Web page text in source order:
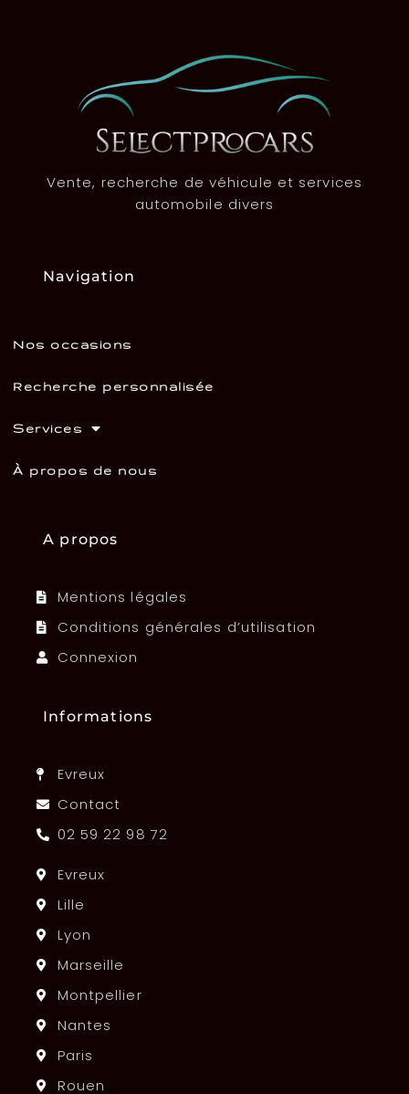
Vente, recherche de véhicule et services
automobile divers
Navigation
Nos occasions
Recherche personnalisée
Services
À propos de nous
A propos
Mentions légales
Conditions générales d’utilisation
Connexion
Informations
Evreux
Contact
02 59 22 98 72
Evreux
Lille
Lyon
Marseille
Montpellier
Nantes
Paris
Rouen